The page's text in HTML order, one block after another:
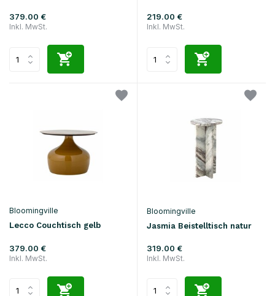
379.00 €
Inkl. MwSt.
219.00 €
Inkl. MwSt.
Bloomingville
Lecco Couchtisch gelb
379.00 €
Inkl. MwSt.
Bloomingville
Jasmia Beistelltisch natur
319.00 €
Inkl. MwSt.